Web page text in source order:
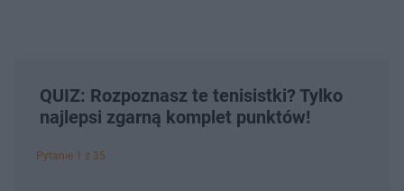
QUIZ: Rozpoznasz te tenisistki? Tylko
najlepsi zgarną komplet punktów!
Pytanie 1 z 35